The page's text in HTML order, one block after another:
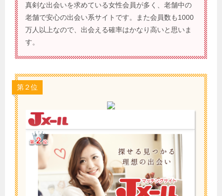
真剣な出会いを求めている女性会員が多く、老舗中の
老舗で安心の出会い系サイトです。また会員数も1000
万人以上なので、出会える確率はかなり高いと思いま
す。
第２位